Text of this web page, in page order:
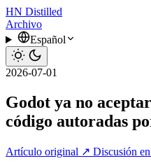
HN Distilled
Archivo
Español
2026-07-01
Godot ya no
código autoradas
Artículo original ↗ Discusión